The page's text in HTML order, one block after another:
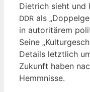
Diet­rich sieht
DDR als
in auto­ri­tä­rem
Sei­ne
Details letzt­lich
Zukunft haben
Hemmnisse.